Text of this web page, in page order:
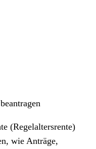
(Regelaltersrente)
wie Anträge,